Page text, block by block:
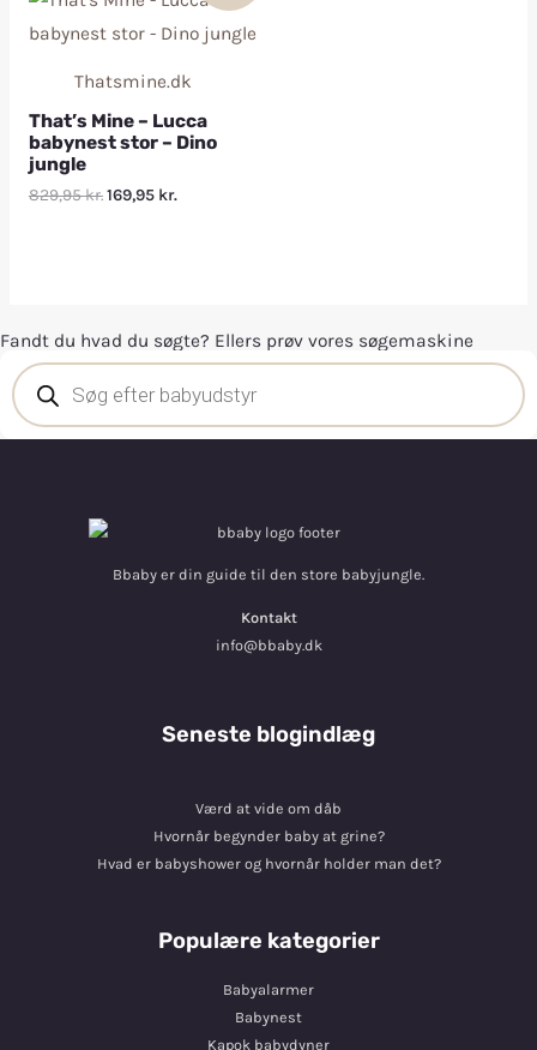
Thatsmine.dk
That’s Mine – Lucca
babynest stor – Dino
jungle
829,95kr.169,95 kr.
Fandt du hvad du søgte? Ellers prøv vores søgemaskine
Bbaby er din guide til den store babyjungle.
Kontakt
info@bbaby.dk
Seneste blogindlæg
Værd at vide om dåb
Hvornår begynder baby at grine?
Hvad er babyshower og hvornår holder man det?
Populære kategorier
Babyalarmer
Babynest
Kapok babydyner